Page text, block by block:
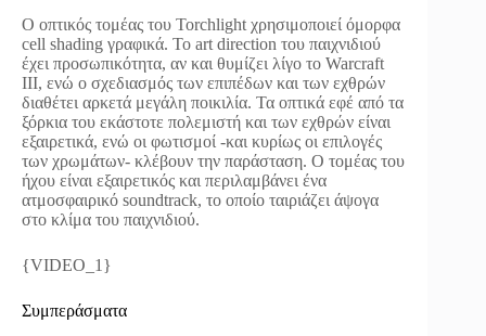
Ο οπτικός τομέας του Torchlight χρησιμοποιεί όμορφα
cell shading γραφικά. Το art direction του παιχνιδιού
έχει προσωπικότητα, αν και θυμίζει λίγο το Warcraft
III, ενώ ο σχεδιασμός των επιπέδων και των εχθρών
διαθέτει αρκετά μεγάλη ποικιλία. Τα οπτικά εφέ από τα
ξόρκια του εκάστοτε πολεμιστή και των εχθρών είναι
εξαιρετικά, ενώ οι φωτισμοί -και κυρίως οι επιλογές
των χρωμάτων- κλέβουν την παράσταση. Ο τομέας του
ήχου είναι εξαιρετικός και περιλαμβάνει ένα
ατμοσφαιρικό soundtrack, το οποίο ταιριάζει άψογα
στο κλίμα του παιχνιδιού.
{VIDEO_1}
Συμπεράσματα